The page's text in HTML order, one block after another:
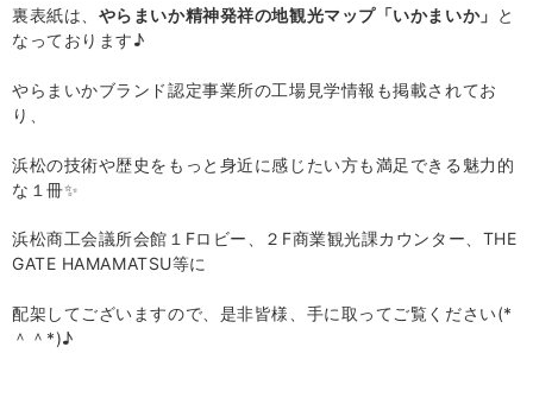
裏表紙は、 やらまいか精神発祥の地観光マップ「いかまいか」 と
なっております♪
やらまいかブランド認定事業所の工場見学情報も掲載されてお
り、
浜松の技術や歴史をもっと身近に感じたい方も満足できる魅力的
な１冊✨
浜松商工会議所会館１Fロビー、２F商業観光課カウンター、THE
GATE HAMAMATSU等に
配架してございますので、 是非皆様、手に取ってご覧ください(*
＾＾ *)♪